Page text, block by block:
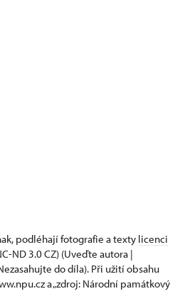
podléhají fotografie a texty licenci
ND 3.0 CZ) (Uveďte autora |
do díla). Při užití obsahu
a „zdroj: Národní památkový